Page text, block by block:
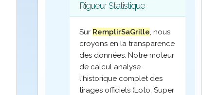
Rigueur Statistique
Sur RemplirSaGrille, nous
croyons en la transparence
des données. Notre moteur
de calcul analyse
l'historique complet des
tirages officiels (Loto, Super